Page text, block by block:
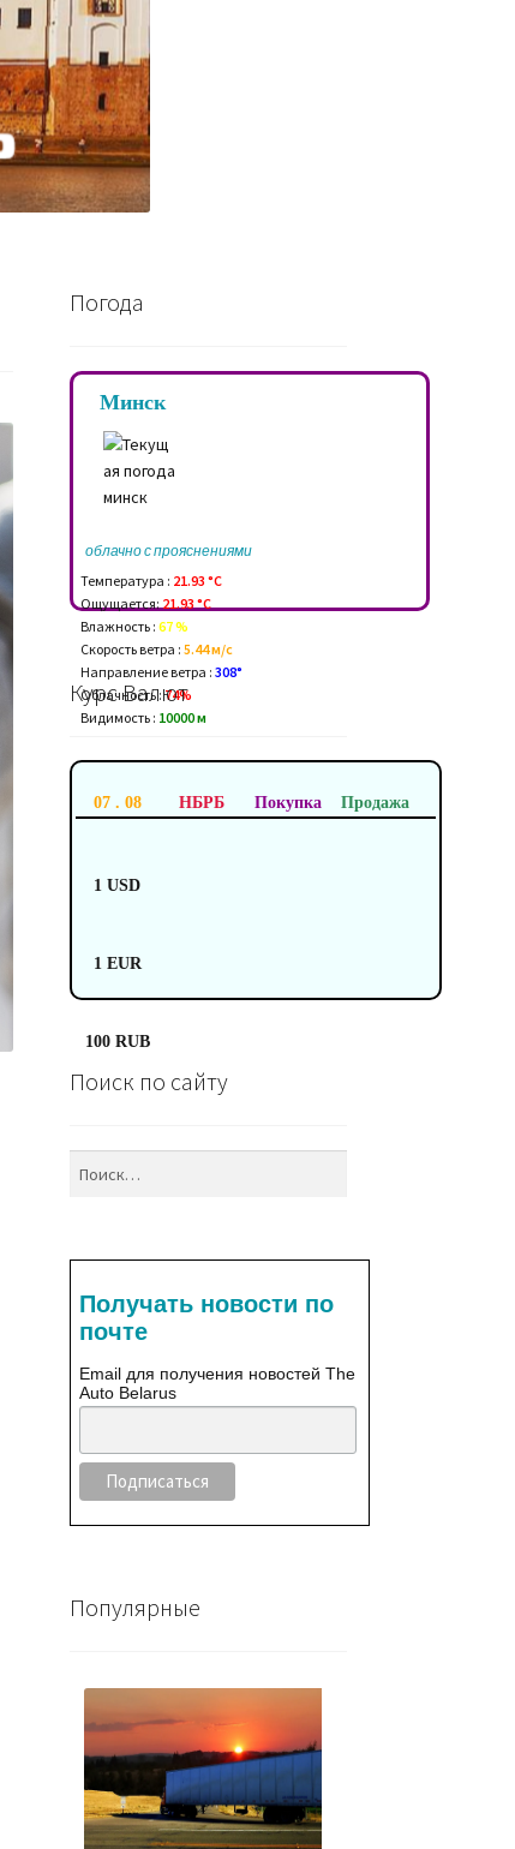
Погода
Минск
облачно с прояснениями
Температура : 21.93 °C
Ощущается: 21.93 °C
Влажность : 67 %
Скорость ветра : 5.44 м/c
Направление ветра : 308°
Облачность :74%
Видимость : 10000 м
Курс Валют
07 . 08 НБРБ Покупка Продажа
1 USD
1 EUR
100 RUB
Поиск по сайту
Получать новости по
почте
Email для получения новостей The
Auto Belarus
Популярные